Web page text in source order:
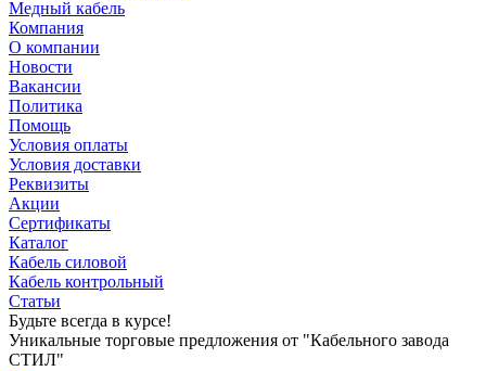
Медный кабель
Компания
О компании
Новости
Вакансии
Политика
Помощь
Условия оплаты
Условия доставки
Реквизиты
Акции
Сертификаты
Каталог
Кабель силовой
Кабель контрольный
Статьи
Будьте всегда в курсе!
Уникальные торговые предложения от "Кабельного завода
СТИЛ"